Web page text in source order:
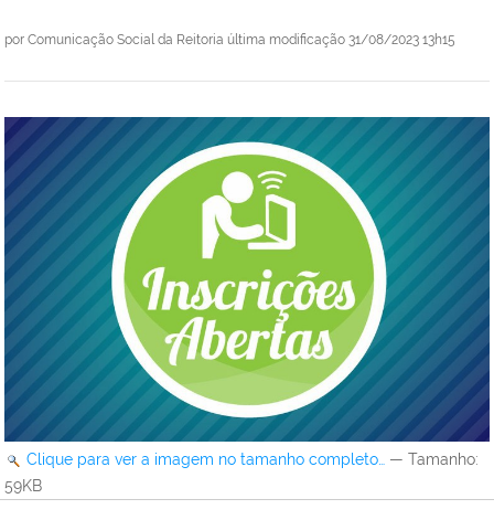
por Comunicação Social da Reitoria última modificação 31/08/2023 13h15
Clique para ver a imagem no tamanho completo… — Tamanho:
59KB